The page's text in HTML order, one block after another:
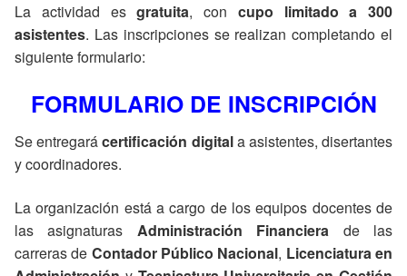
La actividad esgratuita, con cupo limitado a 300
asistentes. Las inscripciones se realizan completando el
siguiente formulario:
FORMULARIO DE INSCRIPCIÓN
Se entregarácertificación digitala asistentes, disertantes
y coordinadores.
La organización está a cargo de los equipos docentes de
las asignaturas Administración Financiera de las
carreras de Contador Público Nacional, Licenciatura en